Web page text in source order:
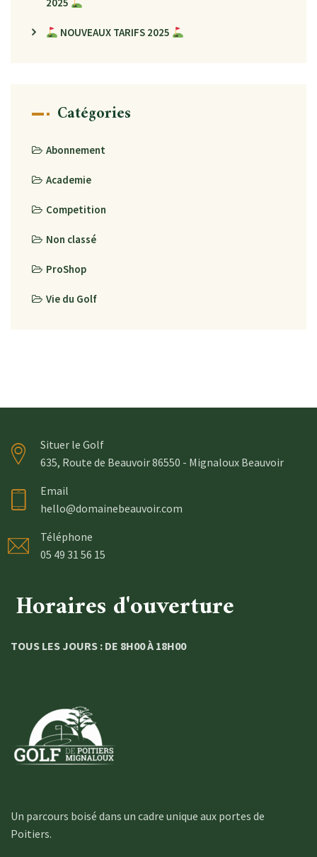
NOUVEAUX TARIFS 2025
Catégories
Abonnement
Academie
Competition
Non classé
ProShop
Vie du Golf
Situer le Golf
635, Route de Beauvoir 86550 - Mignaloux Beauvoir
Email
hello@domainebeauvoir.com
Téléphone
05 49 31 56 15
Horaires d'ouverture
TOUS LES JOURS : DE 8H00 À 18H00
Un parcours boisé dans un cadre unique aux portes de
Poitiers.